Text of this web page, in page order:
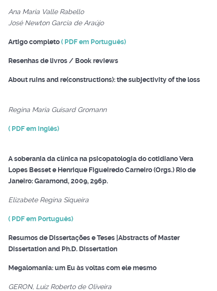
Ana Maria Valle Rabello
José Newton Garcia de Araújo
Artigo completo( PDF em Português)
Resenhas de livros / Book reviews
About ruins and re(constructions): the subjectivity of the loss
Regina Maria Guisard Gromann
( PDF em inglês)
A soberania da clínica na psicopatologia do cotidiano Vera
Lopes Besset e Henrique Figueiredo Carneiro (Orgs.) Rio de
Janeiro: Garamond, 2009, 296p.
Elizabete Regina Siqueira
( PDF em Português)
Resumos de Dissertações e Teses |Abstracts of Master
Dissertation and Ph.D. Dissertation
Megalomania: um Eu às voltas com ele mesmo
GERON, Luiz Roberto de Oliveira